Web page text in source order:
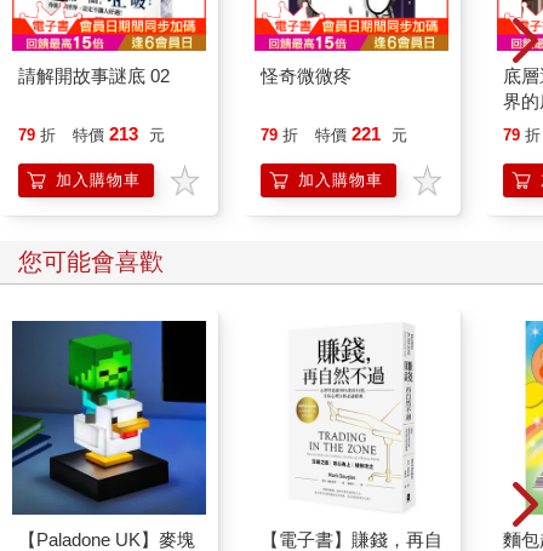
請解開故事謎底 02
79 折 特價 213 元
加入購物車
怪奇微微疼
79 折 特價 221 元
加入購物車
底
界
79 折
您可能會喜歡
【Paladone UK】麥塊
【電子書】賺錢，再自
麵